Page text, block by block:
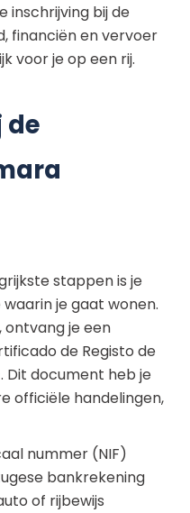
inschrijving bij de
financiën en vervoer
voor je op een rij.
de
stappen is je
je gaat wonen.
ontvang je een
de Registo de
Dit document heb je
officiële handelingen,
nummer (NIF)
bankrekening
of rijbewijs